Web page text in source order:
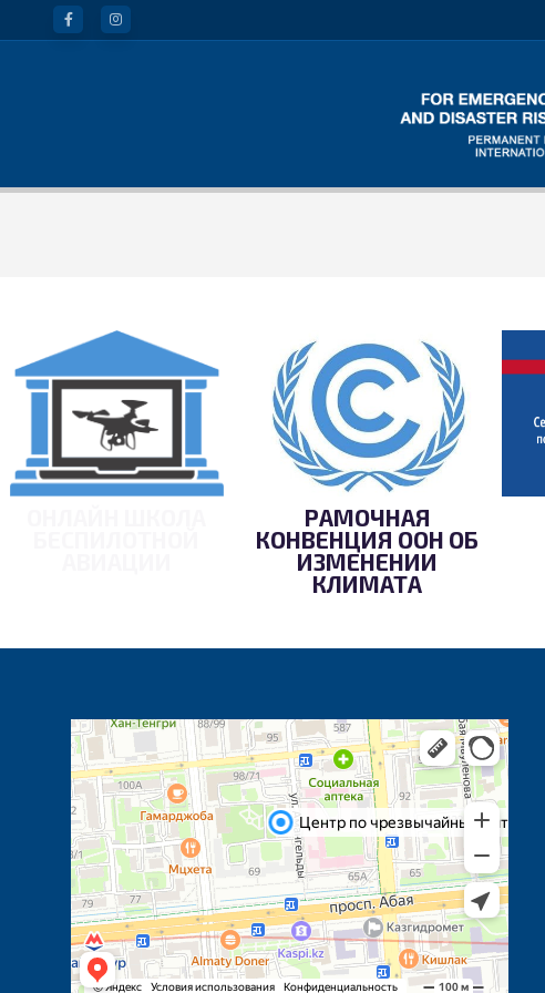
РАМОЧНАЯ
КОНВЕНЦИЯ ООН ОБ
ИЗМЕНЕНИИ
КЛИМАТА